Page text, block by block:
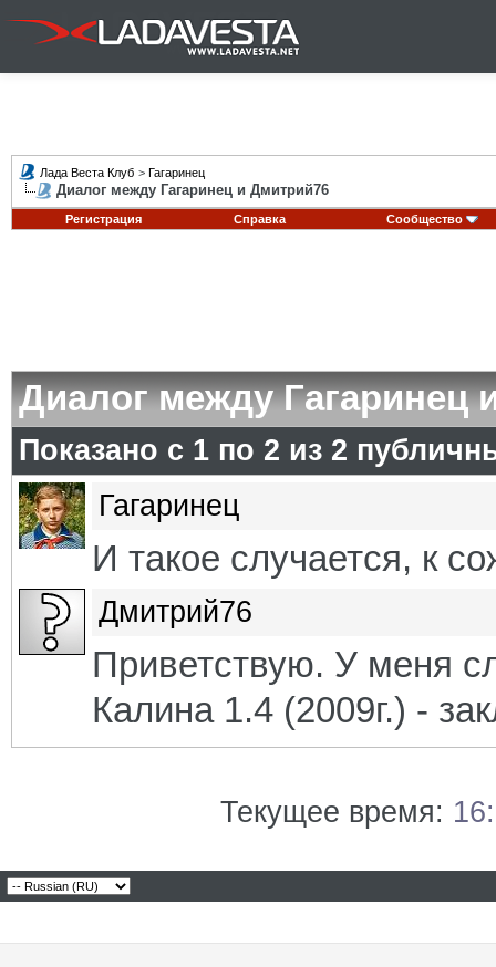
Лада Веста Клуб > Гагаринец
Диалог между Гагаринец и Дмитрий76
Регистрация Справка Сообщество
Диалог между Гагаринец
Показано с 1 по 2 из 2
Гагаринец
И такое случается, к
Дмитрий76
Приветствую. У меня
Калина 1.4 (2009г.) -
Текущее время: